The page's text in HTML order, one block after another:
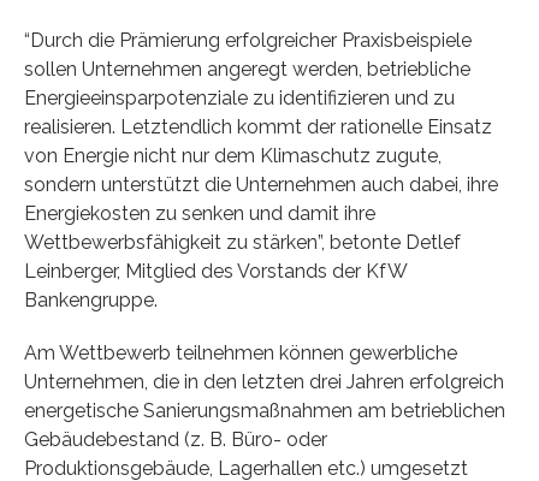
“Durch die Prämierung erfolgreicher Praxisbeispiele
sollen Unternehmen angeregt werden, betriebliche
Energieeinsparpotenziale zu identifizieren und zu
realisieren. Letztendlich kommt der rationelle Einsatz
von Energie nicht nur dem Klimaschutz zugute,
sondern unterstützt die Unternehmen auch dabei, ihre
Energiekosten zu senken und damit ihre
Wettbewerbsfähigkeit zu stärken”, betonte Detlef
Leinberger, Mitglied des Vorstands der KfW
Bankengruppe.
Am Wettbewerb teilnehmen können gewerbliche
Unternehmen, die in den letzten drei Jahren erfolgreich
energetische Sanierungsmaßnahmen am betrieblichen
Gebäudebestand (z. B. Büro- oder
Produktionsgebäude, Lagerhallen etc.) umgesetzt